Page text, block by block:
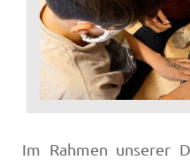
Im Rahmen unserer